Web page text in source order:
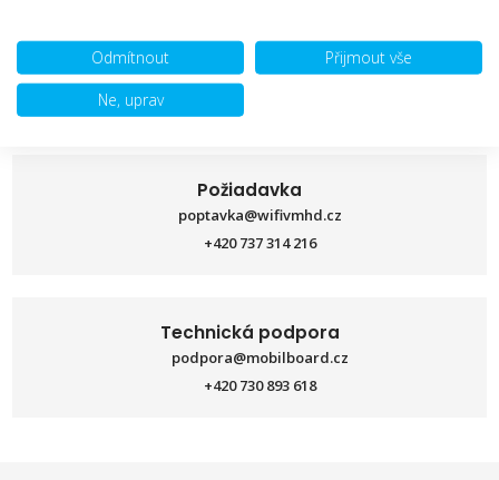
Chcete ponuku, potrebujte
poradiť? Neváhajte nás
kontaktovať:
Požiadavka
poptavka@wifivmhd.cz
+420 737 314 216
Technická podpora
podpora@mobilboard.cz
+420 730 893 618
Odmítnout
Přijmout vše
Ne, uprav